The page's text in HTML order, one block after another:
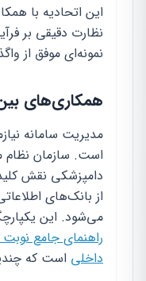
این اتحادیه با
نظارت دقیقی بر
نمونه‌ای موفق از
همکاری‌های
مدیریت سامانه
است. سازمان نظام
دامپزشکی نقش
از بانک‌های
می‌شود. این
راهنمای جامع
داخلی است که